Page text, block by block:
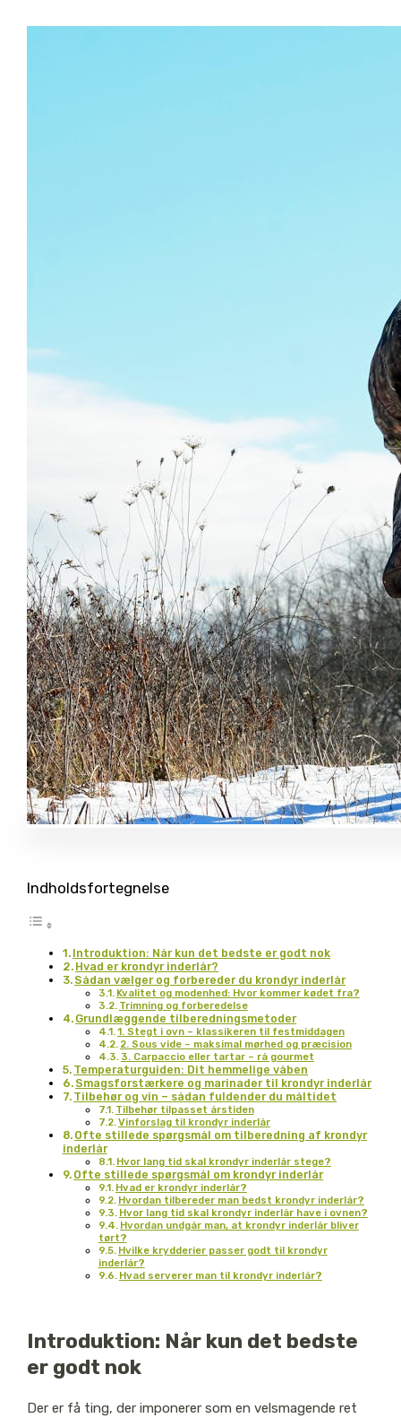
Indholdsfortegnelse
Introduktion: Når kun det bedste er godt nok
Hvad er krondyr inderlår?
Sådan vælger og forbereder du krondyr inderlår
Kvalitet og modenhed: Hvor kommer kødet fra?
Trimning og forberedelse
Grundlæggende tilberedningsmetoder
1. Stegt i ovn – klassikeren til festmiddagen
2. Sous vide – maksimal mørhed og præcision
3. Carpaccio eller tartar – rå gourmet
Temperaturguiden: Dit hemmelige våben
Smagsforstærkere og marinader til krondyr inderlår
Tilbehør og vin – sådan fuldender du måltidet
Tilbehør tilpasset årstiden
Vinforslag til krondyr inderlår
Ofte stillede spørgsmål om tilberedning af krondyr
inderlår
Hvor lang tid skal krondyr inderlår stege?
Ofte stillede spørgsmål om krondyr inderlår
Hvad er krondyr inderlår?
Hvordan tilbereder man bedst krondyr inderlår?
Hvor lang tid skal krondyr inderlår have i ovnen?
Hvordan undgår man, at krondyr inderlår bliver
tørt?
Hvilke krydderier passer godt til krondyr
inderlår?
Hvad serverer man til krondyr inderlår?
Introduktion: Når kun det bedste
er godt nok
Der er få ting, der imponerer som en velsmagende ret